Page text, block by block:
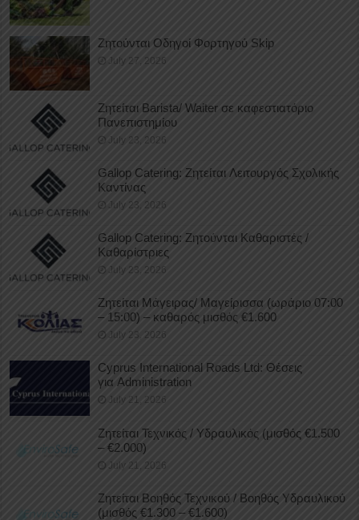
Ζητούνται Οδηγοί Φορτηγού Skip
July 27, 2026
Ζητείται Barista/ Waiter σε καφεστιατόριο
Πανεπιστημίου
July 23, 2026
Gallop Catering: Ζητείται Λειτουργός Σχολικής
Καντίνας
July 23, 2026
Gallop Catering: Ζητούνται Καθαριστές /
Καθαρίστριες
July 23, 2026
Ζητείται Μάγειρας/ Μαγείρισσα (ωράριο 07:00
– 15:00) – καθαρός μισθός €1.600
July 23, 2026
Cyprus International Roads Ltd: Θέσεις
για Administration
July 21, 2026
Ζητείται Τεχνικός / Υδραυλικός (μισθός €1.500
– €2.000)
July 21, 2026
Ζητείται Βοηθός Τεχνικού / Βοηθός Υδραυλικού
(μισθός €1.300 – €1.600)